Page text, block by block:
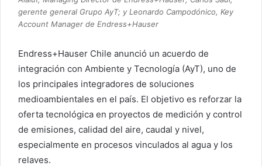
gerente general Grupo AyT; y Leonardo Campodónico, Key
Account Manager de Endress+Hauser
Endress+Hauser Chile anunció un acuerdo de
integración con Ambiente y Tecnología (AyT), uno de
los principales integradores de soluciones
medioambientales en el país. El objetivo es reforzar la
oferta tecnológica en proyectos de medición y control
de emisiones, calidad del aire, caudal y nivel,
especialmente en procesos vinculados al agua y los
relaves.